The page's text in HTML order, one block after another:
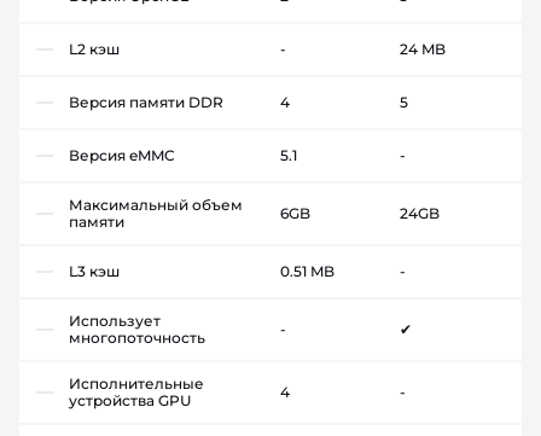
L2 кэш - 24 MB
Версия памяти DDR 4 5
Версия eMMC 5.1 -
Максимальный объем
памяти
6GB 24GB
L3 кэш 0.51 MB -
Использует
многопоточность
- ✔
Исполнительные
устройства GPU
4 -